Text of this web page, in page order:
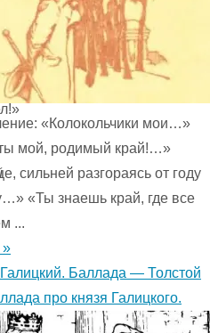
«Колокольчики мои…»
мой, родимый край!…»
сильней разгораясь от году
«Ты знаешь край, где все
...
»
Баллада — Толстой
про князя Галицкого.